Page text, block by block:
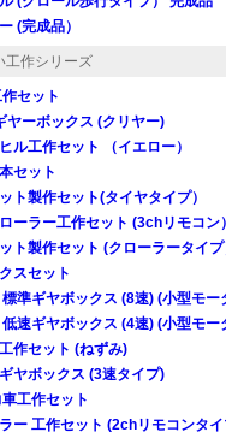
(完成品）
工作シリーズ
セット
ヤーボックス (クリヤー)
ル工作セット （イエロー）
セット
ト製作セット(タイヤタイプ）
ーラー工作セット (3chリモコン
ト製作セット (クローラータイ
スセット
標準ギヤボックス (8速) (小型モー
低速ギヤボックス (4速) (小型モー
作セット (ねずみ)
ヤボックス (3速タイプ)
工作セット
ー 工作セット (2chリモコンタ